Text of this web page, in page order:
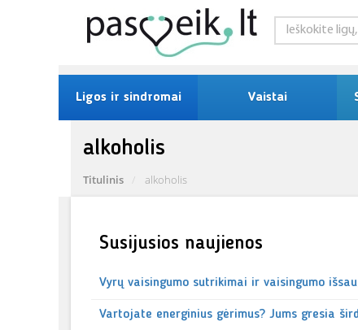
Ligos ir sindromai Vaistai
alkoholis
Titulinis alkoholis
Susijusios naujienos
Vyrų vaisingumo sutrikimai ir vaisingumo
Vartojate energinius gėrimus? Jums gresia